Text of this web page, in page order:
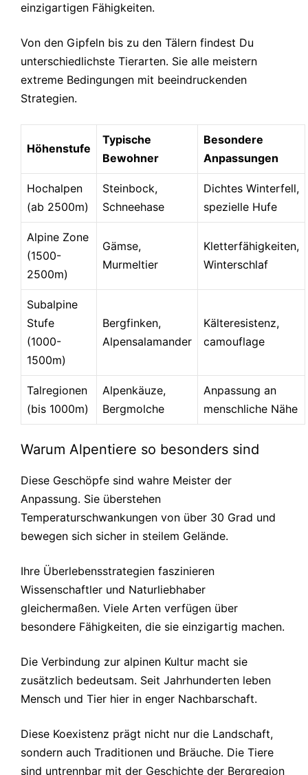
einzigartigen Fähigkeiten.
Von den Gipfeln bis zu den Tälern findest Du
unterschiedlichste Tierarten. Sie alle meistern
extreme Bedingungen mit beeindruckenden
Strategien.
Höhenstufe
Typische
Bewohner
Besondere
Anpassungen
Hochalpen
(ab 2500m)
Steinbock,
Schneehase
Dichtes Winterfell,
spezielle Hufe
Alpine Zone
(1500-
2500m)
Gämse,
Murmeltier
Kletterfähigkeiten,
Winterschlaf
Subalpine
Stufe
(1000-
1500m)
Bergfinken,
Alpensalamander
Kälteresistenz,
camouflage
Talregionen
(bis 1000m)
Alpenkäuze,
Bergmolche
Anpassung an
menschliche Nähe
Warum Alpentiere so besonders sind
Diese Geschöpfe sind wahre Meister der
Anpassung. Sie überstehen
Temperaturschwankungen von über 30 Grad und
bewegen sich sicher in steilem Gelände.
Ihre Überlebensstrategien faszinieren
Wissenschaftler und Naturliebhaber
gleichermaßen. Viele Arten verfügen über
besondere Fähigkeiten, die sie einzigartig machen.
Die Verbindung zur alpinen Kultur macht sie
zusätzlich bedeutsam. Seit Jahrhunderten leben
Mensch und Tier hier in enger Nachbarschaft.
Diese Koexistenz prägt nicht nur die Landschaft,
sondern auch Traditionen und Bräuche. Die Tiere
sind untrennbar mit der Geschichte der Bergregion